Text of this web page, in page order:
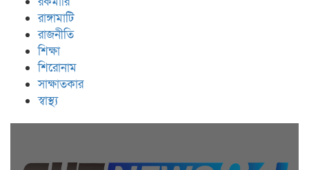
রাঙ্গামাটি
রাজনীতি
শিক্ষা
শিরোনাম
সাক্ষাতকার
স্বাস্থ্য